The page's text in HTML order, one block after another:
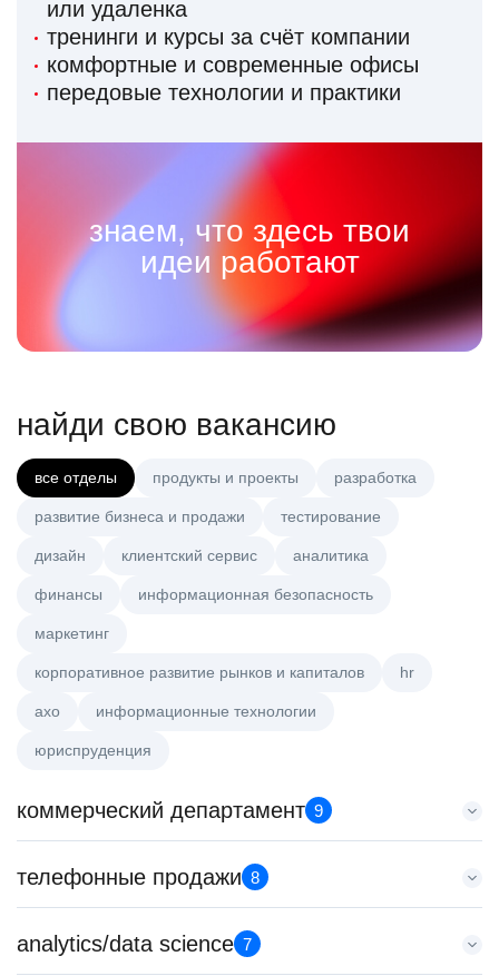
или удаленка
тренинги и курсы за счёт компании
комфортные и современные офисы
передовые технологии и практики
знаем, что здесь твои
идеи работают
найди свою вакансию
все отделы продукты и проекты разработка
развитие бизнеса и продажи тестирование
дизайн клиентский сервис аналитика
финансы информационная безопасность
маркетинг
корпоративное развитие рынков и капиталов hr
axo информационные технологии
юриспруденция
коммерческий департамент 9
Key Account Manager (EdTech)
HeadHunter::Коммерческий департамент
150000 ₽
телефонные продажи 8
Менеджер по продажам в сегменте малого и среднего
бизнеса
analytics/data science 7